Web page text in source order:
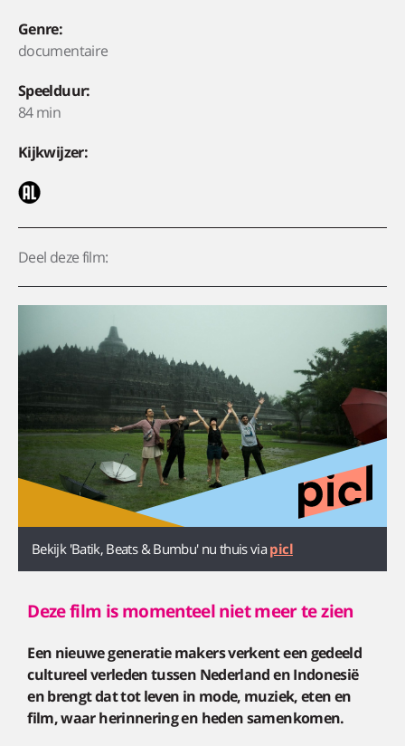
Genre:
documentaire
Speelduur:
84 min
Kijkwijzer:
Deel deze film:
Bekijk 'Batik, Beats & Bumbu' nu thuis viapicl
Deze film is momenteel niet meer te zien
Een nieuwe generatie makers verkent een gedeeld
cultureel verleden tussen Nederland en Indonesië
en brengt dat tot leven in mode, muziek, eten en
film, waar herinnering en heden samenkomen.